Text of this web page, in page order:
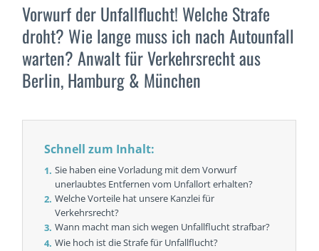
Vorwurf der Unfallflucht! Welche Strafe
droht? Wie lange muss ich nach Autounfall
warten?Anwalt für Verkehrsrecht aus
Berlin, Hamburg & München
Schnell zum Inhalt:
Sie haben eine Vorladung mit dem Vorwurf
unerlaubtes Entfernen vom Unfallort erhalten?
Welche Vorteile hat unsere Kanzlei für
Verkehrsrecht?
Wann macht man sich wegen Unfallflucht strafbar?
Wie hoch ist die Strafe für Unfallflucht?